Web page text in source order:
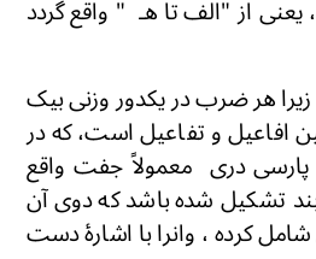
از "الف تا هـ " واقع گردد
هر ضرب در یکدور وزنی بیک
افاعیل و تفاعیل است، که در
درزبان پارسی دری معمولاً جفت واقع
تشکیل شده باشد که دوی آن
کرده ، وانرا با اشارهٔ دست